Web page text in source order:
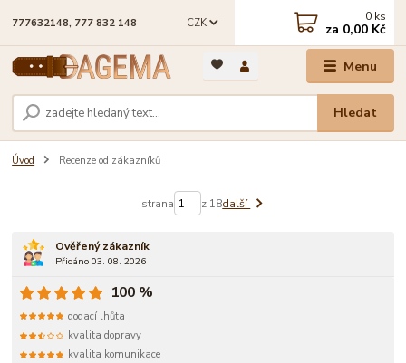
Menu
CZK
Hledat
777632148, 777 832 148 0 ks
za 0,00 Kč
Úvod Recenze od zákazníků
strana z 18další
Ověřený zákazník
Přidáno 03. 08. 2026
100 %
dodací lhůta
kvalita dopravy
kvalita komunikace